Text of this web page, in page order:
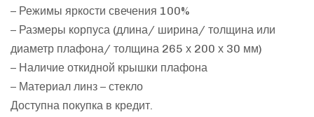
– Режимы яркости свечения 100%
– Размеры корпуса (длина/ ширина/ толщина или
диаметр плафона/ толщина 265 х 200 х 30 мм)
– Наличие откидной крышки плафона
– Материал линз – стекло
Доступна покупка в кредит.